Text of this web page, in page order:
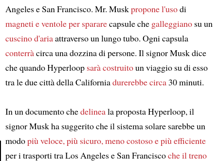
Angeles e San Francisco. Mr. Muskpropone l'usodi
magneti e ventole per spararecapsule che galleggianosu un
cuscino d'ariaattraverso un lungo tubo. Ogni capsula
conterràcirca una dozzina di persone. Il signor Musk dice
che quando Hyperloop sarà costruitoun viaggio su di esso
tra le due città della Californiadurerebbe circa30 minuti.
In un documento chedelineala proposta Hyperloop, il
signor Musk ha suggerito che il sistema solare sarebbe un
modopiù veloce, più sicuro, meno costoso e più efficiente
per i trasporti tra Los Angeles e San Franciscoche il treno